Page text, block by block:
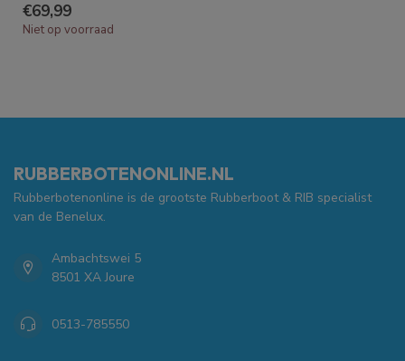
€69,99
Niet op voorraad
RUBBERBOTENONLINE.NL
Rubberbotenonline is de grootste Rubberboot & RIB specialist
van de Benelux.
Ambachtswei 5
8501 XA Joure
0513-785550